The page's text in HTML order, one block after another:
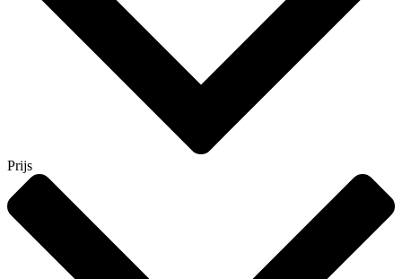
Prijs